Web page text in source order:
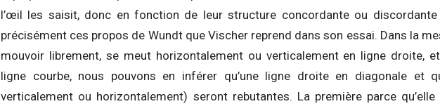
l’œil les saisit, donc en fonction de leur structure concordante ou discordante
précisément ces propos de Wundt que Vischer reprend dans son essai. Dans la
mouvoir librement, se meut horizontalement ou verticalement en ligne droite,
ligne courbe, nous pouvons en inférer qu’une ligne droite en diagonale et
verticalement ou horizontalement) seront rebutantes. La première parce